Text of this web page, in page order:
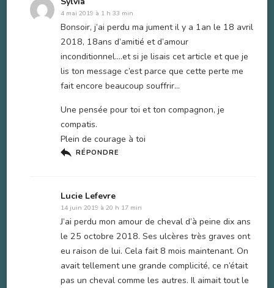
4 mai 2019 à 1 h 33 min
Bonsoir, j’ai perdu ma jument il y a 1an le 18 avril
2018, 18ans d’amitié et d’amour
inconditionnel….et si je lisais cet article et que je
lis ton message c’est parce que cette perte me
fait encore beaucoup souffrir…
Une pensée pour toi et ton compagnon, je
compatis.
Plein de courage à toi
RÉPONDRE
Lucie Lefevre
14 juin 2019 à 20 h 17 min
J’ai perdu mon amour de cheval d’à peine dix ans
le 25 octobre 2018. Ses ulcères très graves ont
eu raison de lui. Cela fait 8 mois maintenant. On
avait tellement une grande complicité, ce n’était
pas un cheval comme les autres. Il aimait tout le